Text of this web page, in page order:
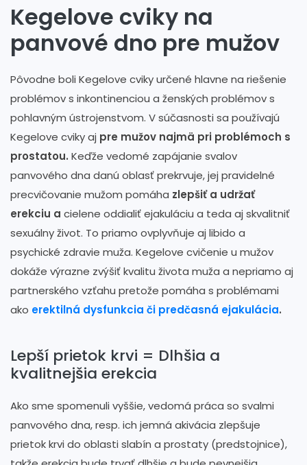
Kegelove cviky na
panvové dno pre mužov
Pôvodne boli Kegelove cviky určené hlavne na riešenie
problémov s inkontinenciou a ženských problémov s
pohlavným ústrojenstvom. V súčasnosti sa používajú
Kegelove cviky aj pre mužov najmä pri problémoch s
prostatou. Keďže vedomé zapájanie svalov
panvového dna danú oblasť prekrvuje, jej pravidelné
precvičovanie mužom pomáha zlepšiť a udržať
erekciu a cielene oddialiť ejakuláciu a teda aj skvalitniť
sexuálny život. To priamo ovplyvňuje aj libido a
psychické zdravie muža. Kegelove cvičenie u mužov
dokáže výrazne zvýšiť kvalitu života muža a nepriamo aj
partnerského vzťahu pretože pomáha s problémami
ako erektilná dysfunkcia či predčasná ejakulácia.
Lepší prietok krvi = Dlhšia a
kvalitnejšia erekcia
Ako sme spomenuli vyššie, vedomá práca so svalmi
panvového dna, resp. ich jemná akivácia zlepšuje
prietok krvi do oblasti slabín a prostaty (predstojnice),